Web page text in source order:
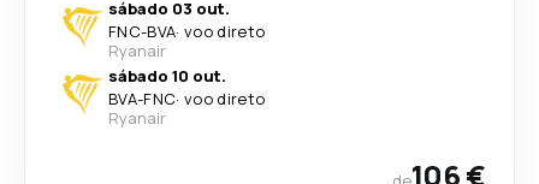
sábado 03 out.
FNC-BVA· voo direto
Ryanair
sábado 10 out.
BVA-FNC· voo direto
Ryanair
106 €